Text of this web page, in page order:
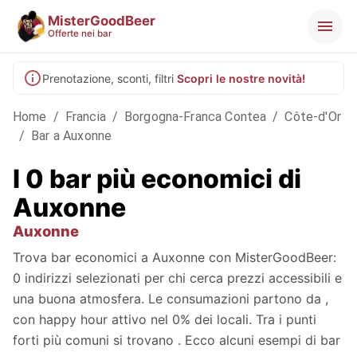
MisterGoodBeer
Offerte nei bar
Prenotazione, sconti, filtri Scopri le nostre novità!
Home / Francia / Borgogna-Franca Contea / Côte-d'Or
/ Bar a Auxonne
I 0 bar più economici di
Auxonne
Auxonne
Trova bar economici a Auxonne con MisterGoodBeer:
0 indirizzi selezionati per chi cerca prezzi accessibili e
una buona atmosfera. Le consumazioni partono da ,
con happy hour attivo nel 0% dei locali. Tra i punti
forti più comuni si trovano . Ecco alcuni esempi di bar